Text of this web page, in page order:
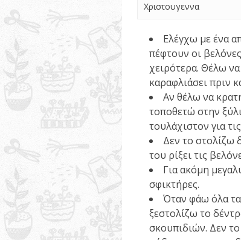
Χριστουγεννα
Ελέγχω με ένα
πέφτουν οι
χειρότερα. Θέλω να
καραφλιάσει πριν
Αν θέλω να
τοποθετώ στην
τουλάχιστον για
Δεν το στολίζω
του ρίξει τις
Για ακόμη
σφικτήρες.
Όταν φάω όλα τα
ξεστολίζω το
σκουπιδιών. Δεν